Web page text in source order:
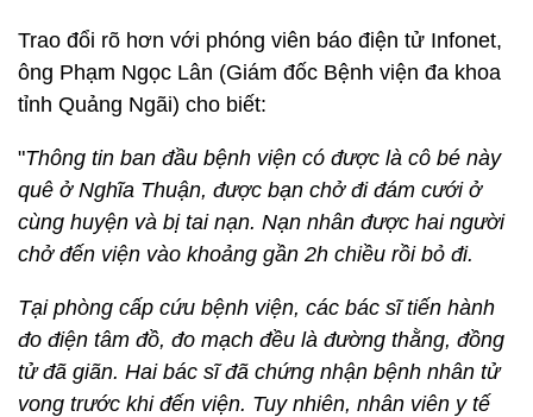
Trao đổi rõ hơn với phóng viên báo điện tử Infonet,
ông Phạm Ngọc Lân (Giám đốc Bệnh viện đa khoa
tỉnh Quảng Ngãi) cho biết:
"Thông tin ban đầu bệnh viện có được là cô bé này
quê ở Nghĩa Thuận, được bạn chở đi đám cưới ở
cùng huyện và bị tai nạn. Nạn nhân được hai người
chở đến viện vào khoảng gần 2h chiều rồi bỏ đi.
Tại phòng cấp cứu bệnh viện, các bác sĩ tiến hành
đo điện tâm đồ, đo mạch đều là đường thằng, đồng
tử đã giãn. Hai bác sĩ đã chứng nhận bệnh nhân tử
vong trước khi đến viện. Tuy nhiên, nhân viên y tế